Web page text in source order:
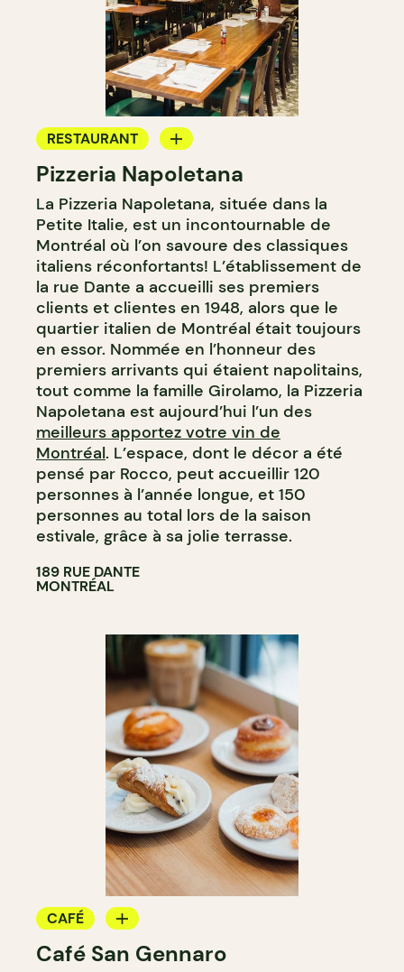
RESTAURANT
APPORTEZ VOTRE VIN
Pizzeria Napoletana
La Pizzeria Napoletana, située dans la
Petite Italie, est un incontournable de
Montréal où l’on savoure des classiques
italiens réconfortants! L’établissement de
la rue Dante a accueilli ses premiers
clients et clientes en 1948, alors que le
quartier italien de Montréal était toujours
en essor. Nommée en l’honneur des
premiers arrivants qui étaient napolitains,
tout comme la famille Girolamo, la Pizzeria
Napoletana est aujourd’hui l’un des
meilleurs apportez votre vin de
Montréal. L’espace, dont le décor a été
pensé par Rocco, peut accueillir 120
personnes à l’année longue, et 150
personnes au total lors de la saison
estivale, grâce à sa jolie terrasse.
189 RUE DANTE
MONTRÉAL
CAFÉ
CRÈME GLACÉE
Café San Gennaro